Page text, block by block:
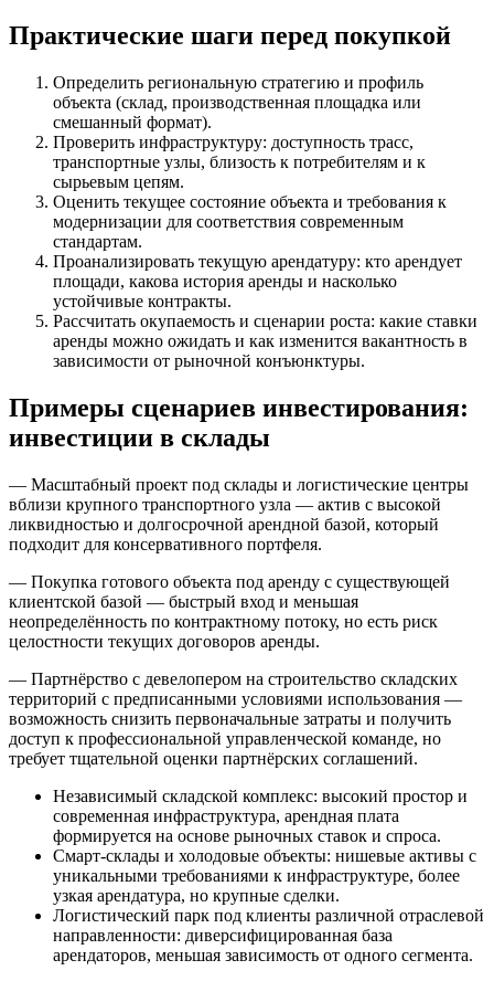
Практические шаги перед покупкой
Определить региональную стратегию и профиль
объекта (склад, производственная площадка или
смешанный формат).
Проверить инфраструктуру: доступность трасс,
транспортные узлы, близость к потребителям и к
сырьевым цепям.
Оценить текущее состояние объекта и требования к
модернизации для соответствия современным
стандартам.
Проанализировать текущую арендатуру: кто арендует
площади, какова история аренды и насколько
устойчивые контракты.
Рассчитать окупаемость и сценарии роста: какие ставки
аренды можно ожидать и как изменится вакантность в
зависимости от рыночной конъюнктуры.
Примеры сценариев инвестирования:
инвестиции в склады
— Масштабный проект под склады и логистические центры
вблизи крупного транспортного узла — актив с высокой
ликвидностью и долгосрочной арендной базой, который
подходит для консервативного портфеля.
— Покупка готового объекта под аренду с существующей
клиентской базой — быстрый вход и меньшая
неопределённость по контрактному потоку, но есть риск
целостности текущих договоров аренды.
— Партнёрство с девелопером на строительство складских
территорий с предписанными условиями использования —
возможность снизить первоначальные затраты и получить
доступ к профессиональной управленческой команде, но
требует тщательной оценки партнёрских соглашений.
Независимый складской комплекс: высокий простор и
современная инфраструктура, арендная плата
формируется на основе рыночных ставок и спроса.
Смарт-склады и холодовые объекты: нишевые активы с
уникальными требованиями к инфраструктуре, более
узкая арендатура, но крупные сделки.
Логистический парк под клиенты различной отраслевой
направленности: диверсифицированная база
арендаторов, меньшая зависимость от одного сегмента.